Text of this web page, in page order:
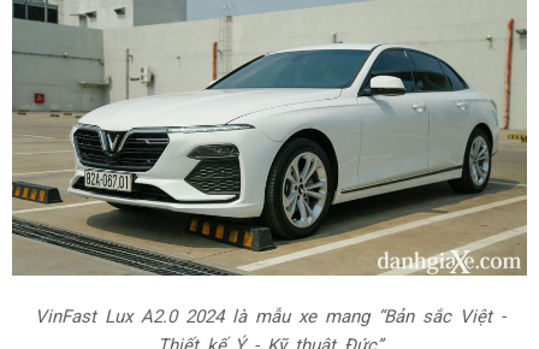
VinFast Lux A2.0 2024 là mẫu xe mang “Bản sắc Việt -